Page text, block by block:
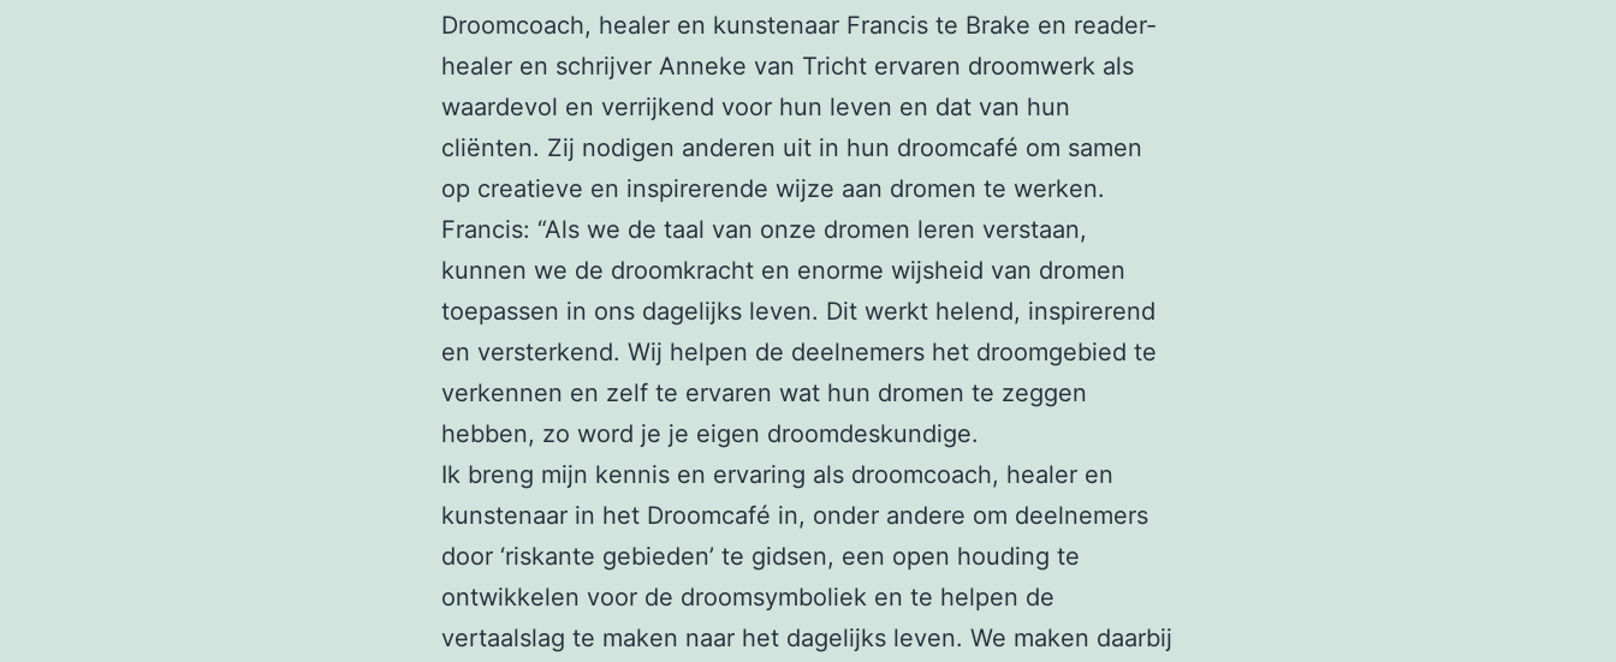
Droomcoach, healer en kunstenaar Francis te Brake en reader-
healer en schrijver Anneke van Tricht ervaren droomwerk als
waardevol en verrijkend voor hun leven en dat van hun
cliënten. Zij nodigen anderen uit in hun droomcafé om samen
op creatieve en inspirerende wijze aan dromen te werken.
Francis: “Als we de taal van onze dromen leren verstaan,
kunnen we de droomkracht en enorme wijsheid van dromen
toepassen in ons dagelijks leven. Dit werkt helend, inspirerend
en versterkend. Wij helpen de deelnemers het droomgebied te
verkennen en zelf te ervaren wat hun dromen te zeggen
hebben, zo word je je eigen droomdeskundige.
Ik breng mijn kennis en ervaring als droomcoach, healer en
kunstenaar in het Droomcafé in, onder andere om deelnemers
door ‘riskante gebieden’ te gidsen, een open houding te
ontwikkelen voor de droomsymboliek en te helpen de
vertaalslag te maken naar het dagelijks leven. We maken daarbij